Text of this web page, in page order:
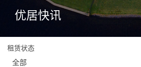
优居快讯
租赁状态
全部